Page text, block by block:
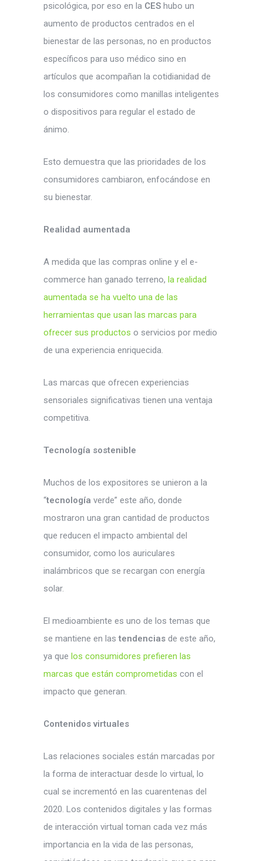
psicológica, por eso en la CES hubo un
aumento de productos centrados en el
bienestar de las personas, no en productos
específicos para uso médico sino en
artículos que acompañan la cotidianidad de
los consumidores como manillas inteligentes
o dispositivos para regular el estado de
ánimo.
Esto demuestra que las prioridades de los
consumidores cambiaron, enfocándose en
su bienestar.
Realidad aumentada
A medida que las compras online y el e-
commerce han ganado terreno, la realidad
aumentada se ha vuelto una de las
herramientas que usan las marcas para
ofrecer sus productos o servicios por medio
de una experiencia enriquecida.
Las marcas que ofrecen experiencias
sensoriales significativas tienen una ventaja
competitiva.
Tecnología sostenible
Muchos de los expositores se unieron a la
“tecnología verde” este año, donde
mostraron una gran cantidad de productos
que reducen el impacto ambiental del
consumidor, como los auriculares
inalámbricos que se recargan con energía
solar.
El medioambiente es uno de los temas que
se mantiene en lastendencias de este año,
ya que los consumidores prefieren las
marcas que están comprometidas con el
impacto que generan.
Contenidos virtuales
Las relaciones sociales están marcadas por
la forma de interactuar desde lo virtual, lo
cual se incrementó en las cuarentenas del
2020. Los contenidos digitales y las formas
de interacción virtual toman cada vez más
importancia en la vida de las personas,